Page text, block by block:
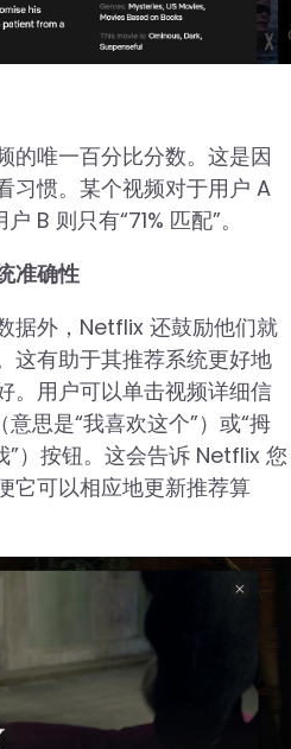
的唯一百分比分数。这是因
习惯。某个视频对于用户 A
B 则只有“71% 匹配”。
准确性
据外，Netflix 还鼓励他们就
这有助于其推荐系统更好地
。用户可以单击视频详细信
思是“我喜欢这个”）或“拇
”）按钮。这会告诉 Netflix 您
它可以相应地更新推荐算